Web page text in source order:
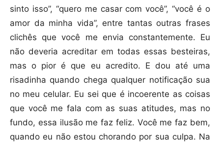
sinto isso”, “quero me casar com você”, “você é o
amor da minha vida”, entre tantas outras frases
clichês que você me envia constantemente. Eu
não deveria acreditar em todas essas besteiras,
mas o pior é que eu acredito. E dou até uma
risadinha quando chega qualquer notificação sua
no meu celular. Eu sei que é incoerente as coisas
que você me fala com as suas atitudes, mas no
fundo, essa ilusão me faz feliz. Você me faz bem,
quando eu não estou chorando por sua culpa. Na